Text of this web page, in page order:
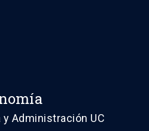
Administración UC